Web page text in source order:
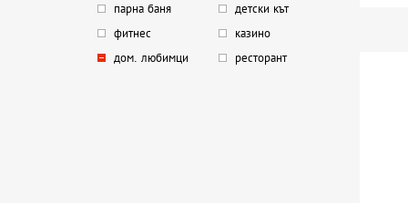
парна баня
детски кът
фитнес
казино
дом. любимци
ресторант